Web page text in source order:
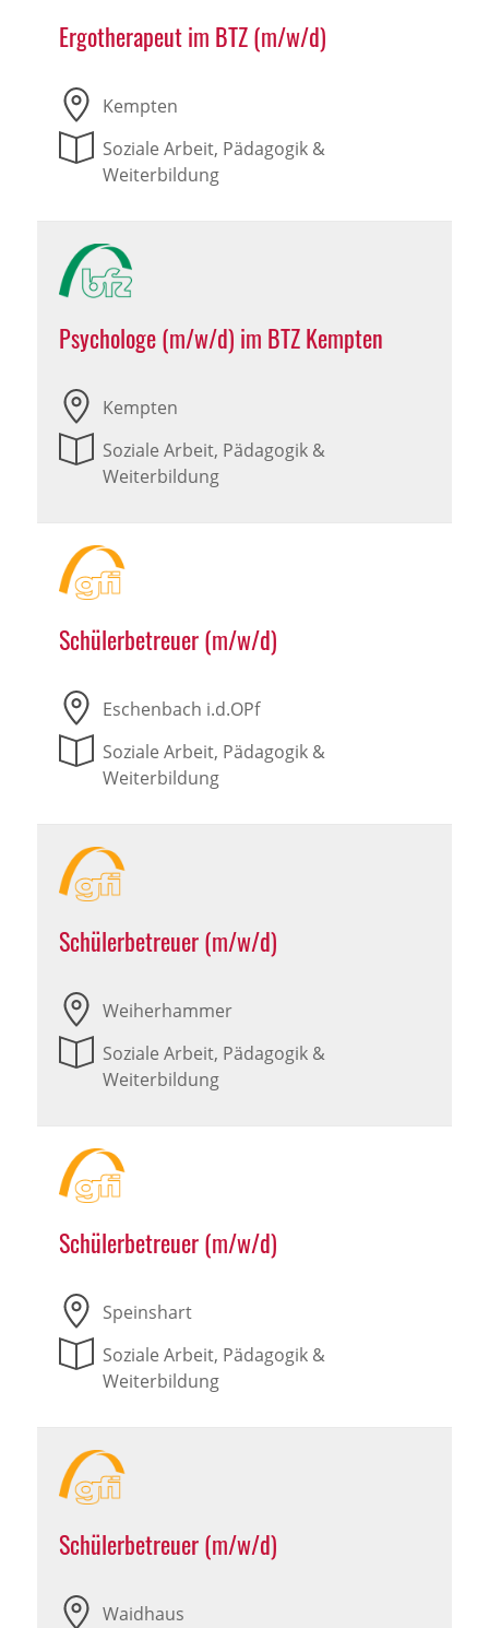
Ergotherapeut im BTZ (m/w/d)
Kempten
Soziale Arbeit, Pädagogik &
Weiterbildung
Psychologe (m/w/d) im BTZ Kempten
Kempten
Soziale Arbeit, Pädagogik &
Weiterbildung
Schülerbetreuer (m/w/d)
Eschenbach i.d.OPf
Soziale Arbeit, Pädagogik &
Weiterbildung
Schülerbetreuer (m/w/d)
Weiherhammer
Soziale Arbeit, Pädagogik &
Weiterbildung
Schülerbetreuer (m/w/d)
Speinshart
Soziale Arbeit, Pädagogik &
Weiterbildung
Schülerbetreuer (m/w/d)
Waidhaus